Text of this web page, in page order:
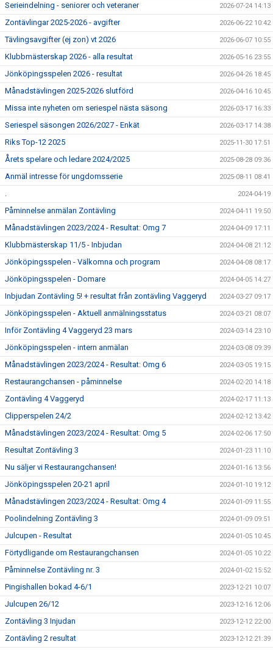
Serieindelning - seniorer och veteraner 2026-07-24 14:13
Zontävlingar 2025-2026 - avgifter 2026-06-22 10:42
Tävlingsavgifter (ej zon) vt 2026 2026-06-07 10:55
Klubbmästerskap 2026 - alla resultat 2026-05-16 23:55
Jönköpingsspelen 2026 - resultat 2026-04-26 18:45
Månadstävlingen 2025-2026 slutförd 2026-04-16 10:45
Missa inte nyheten om seriespel nästa säsong 2026-03-17 16:33
Seriespel säsongen 2026/2027 - Enkät 2026-03-17 14:38
Riks Top-12 2025 2025-11-30 17:51
Årets spelare och ledare 2024/2025 2025-08-28 09:36
Anmäl intresse för ungdomsserie 2025-08-11 08:41
. 2024-04-19
Påminnelse anmälan Zontävling 2024-04-11 19:50
Månadstävlingen 2023/2024 - Resultat: Omg 7 2024-04-09 17:11
Klubbmästerskap 11/5 - Inbjudan 2024-04-08 21:12
Jönköpingsspelen - Välkomna och program 2024-04-08 08:17
Jönköpingsspelen - Domare 2024-04-05 14:27
Inbjudan Zontävling 5! + resultat från zontävling Vaggeryd 2024-03-27 09:17
Jönköpingsspelen - Aktuell anmälningsstatus 2024-03-21 08:07
Inför Zontävling 4 Vaggeryd 23 mars 2024-03-14 23:10
Jönköpingsspelen - intern anmälan 2024-03-08 09:39
Månadstävlingen 2023/2024 - Resultat: Omg 6 2024-03-05 19:15
Restaurangchansen - påminnelse 2024-02-20 14:18
Zontävling 4 Vaggeryd 2024-02-17 11:13
Clipperspelen 24/2 2024-02-12 13:42
Månadstävlingen 2023/2024 - Resultat: Omg 5 2024-02-06 17:50
Resultat Zontävling 3 2024-01-23 11:10
Nu säljer vi Restaurangchansen! 2024-01-16 13:56
Jönköpingsspelen 20-21 april 2024-01-10 19:12
Månadstävlingen 2023/2024 - Resultat: Omg 4 2024-01-09 11:55
Poolindelning Zontävling 3 2024-01-09 09:51
Julcupen - Resultat 2024-01-05 10:45
Förtydligande om Restaurangchansen 2024-01-05 10:22
Påminnelse Zontävling nr. 3 2024-01-02 15:52
Pingishallen bokad 4-6/1 2023-12-21 10:07
Julcupen 26/12 2023-12-16 12:06
Zontävling 3 Injudan 2023-12-12 22:00
Zontävling 2 resultat 2023-12-12 21:39